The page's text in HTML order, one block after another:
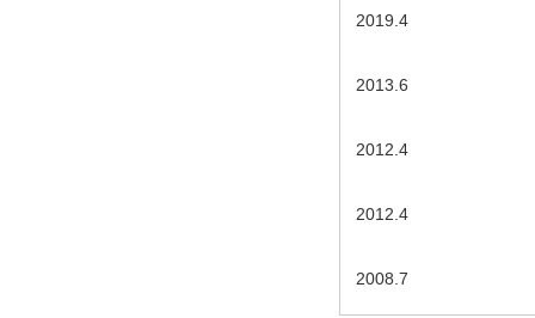
2019.4
2013.6
2012.4
2012.4
2008.7